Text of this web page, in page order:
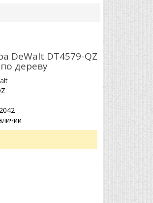
DeWalt DT4579-QZ
дереву